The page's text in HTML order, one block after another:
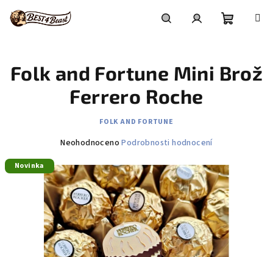
obsah
košík
Folk and Fortune Mini Brož
Ferrero Roche
FOLK AND FORTUNE
Průměrné
produktu
je
0,0
z
5
hvězdiček.
Neohodnoceno Podrobnosti hodnocení
Novinka